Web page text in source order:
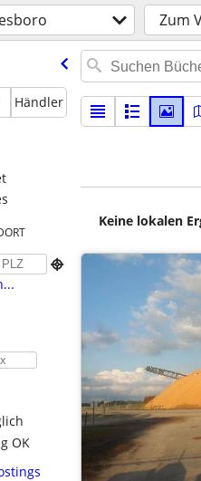
Zum
Händler

OK
Keine lokalen